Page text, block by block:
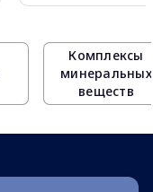
Комплексы
минеральных
веществ